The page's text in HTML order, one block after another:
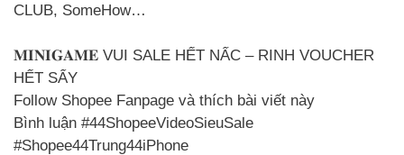
CLUB, SomeHow…
𝐌𝐈𝐍𝐈𝐆𝐀𝐌𝐄 VUI SALE HẾT NẤC – RINH VOUCHER
HẾT SẨY
Follow Shopee Fanpage và thích bài viết này
Bình luận #44ShopeeVideoSieuSale
#Shopee44Trung44iPhone